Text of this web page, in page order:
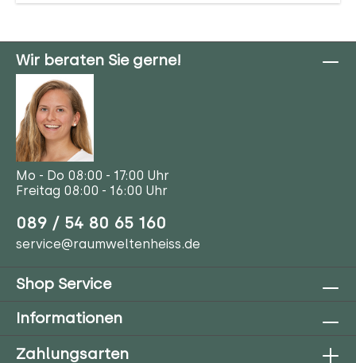
Wir beraten Sie gerne!
Mo - Do 08:00 - 17:00 Uhr
Freitag 08:00 - 16:00 Uhr
089 / 54 80 65 160
service@raumweltenheiss.de
Shop Service
Informationen
Zahlungsarten